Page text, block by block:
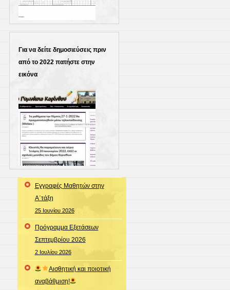
Για να δείτε δημοσιεύσεις πριν
από το 2022 πατήστε στην
εικόνα
Εγγραφές Μαθητών στην
Α΄τάξη
25 Ιουνίου 2026
Πρόγραμμα Εξετάσεων
Σεπτεμβρίου 2026
2 Ιουλίου 2026
Αισθητική και ποιοτική
αναβάθμιση!